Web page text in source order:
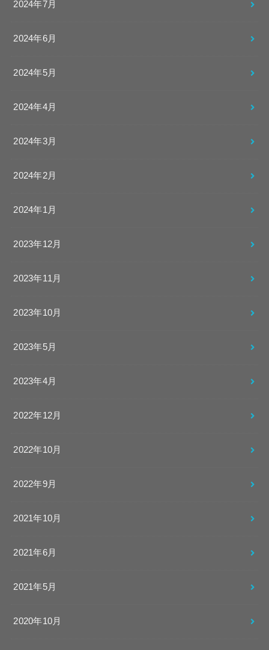
2024年7月
2024年6月
2024年5月
2024年4月
2024年3月
2024年2月
2024年1月
2023年12月
2023年11月
2023年10月
2023年5月
2023年4月
2022年12月
2022年10月
2022年9月
2021年10月
2021年6月
2021年5月
2020年10月